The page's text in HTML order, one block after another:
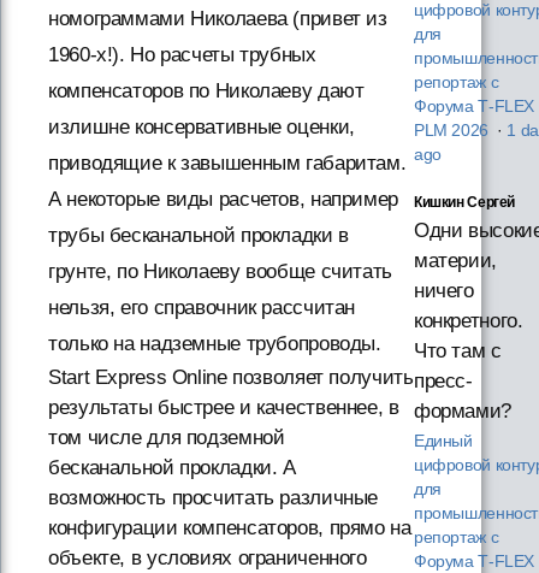
номограммами Николаева (привет из
1960-х!). Но расчеты трубных
компенсаторов по Николаеву дают
излишне консервативные оценки,
приводящие к завышенным габаритам.
А некоторые виды расчетов, например
трубы бесканальной прокладки в
грунте, по Николаеву вообще считать
нельзя, его справочник рассчитан
только на надземные трубопроводы.
Start Express Online позволяет получить
результаты быстрее и качественнее, в
том числе для подземной
бесканальной прокладки. А
возможность просчитать различные
конфигурации компенсаторов, прямо на
объекте, в условиях ограниченного
цифровой
для
репортаж с
Форума T‑FLEX
PLM 2026 · 1
ago
Кишкин Сергей
Одни
материи,
ничего
конкретного.
Что там с
пресс-
формами?
Единый
цифровой
для
репортаж с
Форума T‑FLEX